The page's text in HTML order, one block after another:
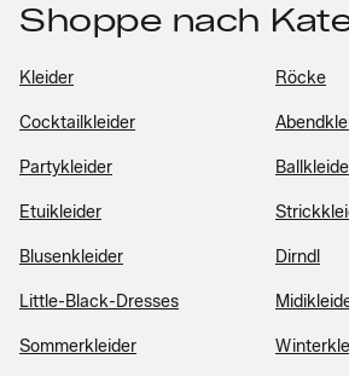
Shoppe nach
Kleider Röcke
Cocktailkleider
Partykleider
Etuikleider
Blusenkleider Dirndl
Little-Black-Dresses
Sommerkleider